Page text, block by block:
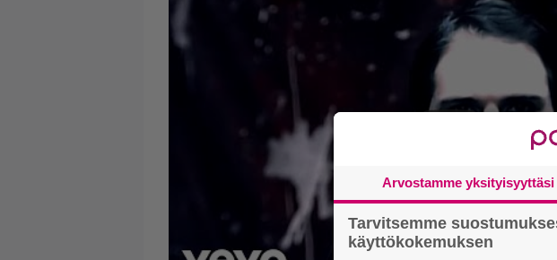
Arvostamme yksityisyyttäsi
Tarvitsemme
käyttökokemuksen